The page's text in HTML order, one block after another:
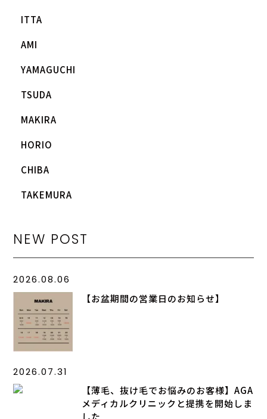
ITTA
AMI
YAMAGUCHI
TSUDA
MAKIRA
HORIO
CHIBA
TAKEMURA
NEW POST
2026.08.06
【お盆期間の営業日のお知らせ】
2026.07.31
【薄毛、抜け毛でお悩みのお客様】AGA
メディカルクリニックと提携を開始しま
した